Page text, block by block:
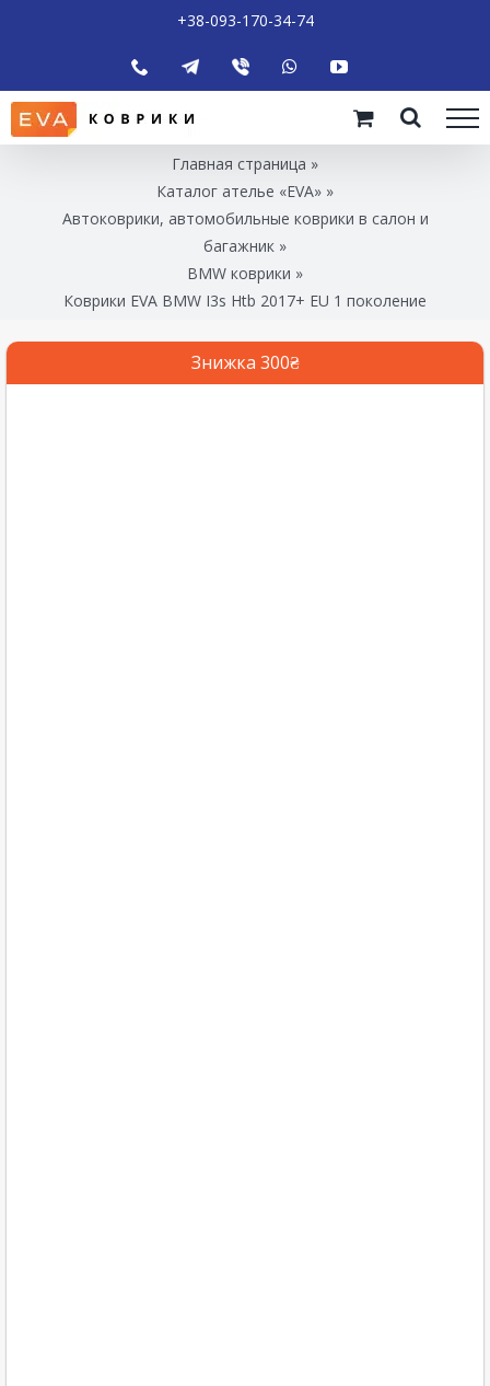
+38-093-170-34-74
Главная страница »
Каталог ателье «EVA» »
Автоковрики, автомобильные коврики в салон и
багажник »
BMW коврики »
Коврики EVA BMW I3s Htb 2017+ EU 1 поколение
Знижка 300₴